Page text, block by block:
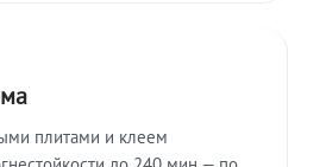
плитами и клеем